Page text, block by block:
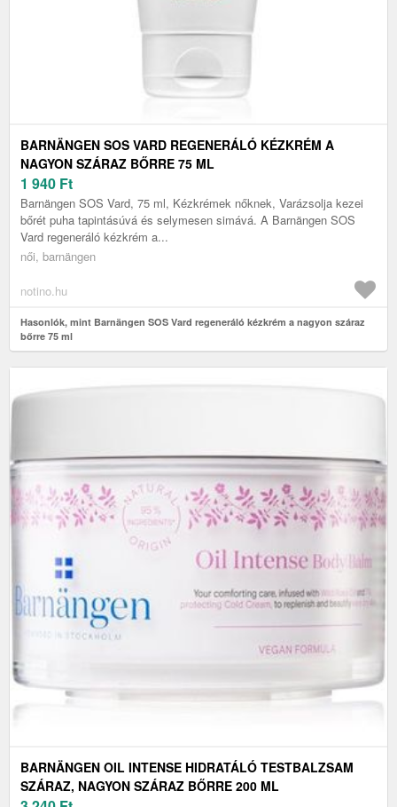
BARNÄNGEN SOS VARD REGENERÁLÓ KÉZKRÉM A
NAGYON SZÁRAZ BŐRRE 75 ML
1 940 Ft
Barnängen SOS Vard, 75 ml, Kézkrémek nőknek, Varázsolja kezei
bőrét puha tapintásúvá és selymesen simává. A Barnängen SOS
Vard regeneráló kézkrém a...
női, barnängen
notino.hu
Hasonlók, mint Barnängen SOS Vard regeneráló kézkrém a nagyon száraz
bőrre 75 ml
BARNÄNGEN OIL INTENSE HIDRATÁLÓ TESTBALZSAM
SZÁRAZ, NAGYON SZÁRAZ BŐRRE 200 ML